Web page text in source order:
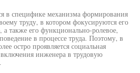
в специфике механизма формирования
труду, в котором фокусируются его
а также его функционально-ролевое,
в процессе труда. Поэтому, в
остро проявляется социальная
инженера в трудовую